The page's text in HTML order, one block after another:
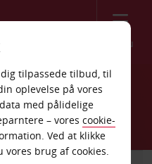
Menu
tilpassede tilbud, til
oplevelse på vores
med pålidelige
– vores cookie-
Ved at klikke
vores brug af cookies.